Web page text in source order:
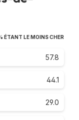
ÉTANT LE MOINS CHER
57.8
44.1
29.0